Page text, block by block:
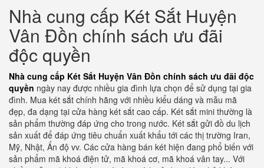
Nhà cung cấp Két Sắt Huyện
Vân Đồn chính sách ưu đãi
độc quyền
Nhà cung cấp Két Sắt Huyện Vân Đồn chính sách ưu đãi độc
quyền ngày nay được nhiều gia đình lựa chọn để sử dụng tại gia
đình. Mua két sắt chính hãng với nhiều kiểu dáng và mẫu mã
đẹp, đa dạng tại cửa hàng két sắt cao cấp. Két sắt mini thường là
sản phẩm thường đáp ứng cho trong nước. Két sắt gửi đồ du lịch
sản xuất để đáp ứng tiêu chuẩn xuất khẩu tới các thị trường Iran,
Mỹ, Nhật, Ấn độ vv. Các cửa hàng bán két hiện đang phổ biến với
sản phẩm mã khoá điện tử, mã khoá cơ, mã khoá vân tay... Với